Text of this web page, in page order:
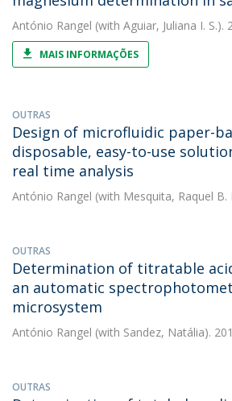
António Rangel (with Aguiar, Juliana I. S.).
MAIS INFORMAÇÕES
OUTRAS
Design of microfluidic paper-
disposable, easy-to-use
real time analysis
António Rangel (with Mesquita, Raquel B.
OUTRAS
Determination of titratable
an automatic
microsystem
António Rangel (with Sandez, Natália).
OUTRAS